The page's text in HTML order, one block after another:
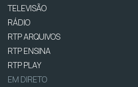
TELEVISÃO
RÁDIO
RTP ARQUIVOS
RTP ENSINA
RTP PLAY
EM DIRETO